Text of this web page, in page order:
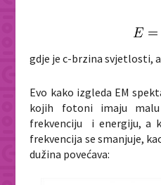
gdje je c-brzina svjetlosti,
Evo kako izgleda EM
kojih fotoni imaju
frekvenciju i energiju, a
frekvencija se smanjuje,
dužina povećava: